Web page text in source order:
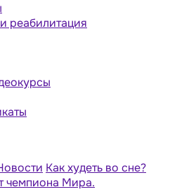
реабилитация
Как худеть во сне?
чемпиона Мира.